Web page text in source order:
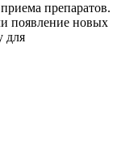
препаратов.
появление новых
для